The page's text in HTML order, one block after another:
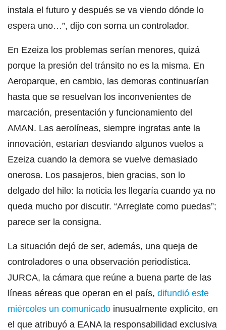
instala el futuro y después se va viendo dónde lo
espera uno…”, dijo con sorna un controlador.
En Ezeiza los problemas serían menores, quizá
porque la presión del tránsito no es la misma. En
Aeroparque, en cambio, las demoras continuarían
hasta que se resuelvan los inconvenientes de
marcación, presentación y funcionamiento del
AMAN. Las aerolíneas, siempre ingratas ante la
innovación, estarían desviando algunos vuelos a
Ezeiza cuando la demora se vuelve demasiado
onerosa. Los pasajeros, bien gracias, son lo
delgado del hilo: la noticia les llegaría cuando ya no
queda mucho por discutir. “Arreglate como puedas”;
parece ser la consigna.
La situación dejó de ser, además, una queja de
controladores o una observación periodística.
JURCA, la cámara que reúne a buena parte de las
líneas aéreas que operan en el país, difundió este
miércoles un comunicado inusualmente explícito, en
el que atribuyó a EANA la responsabilidad exclusiva